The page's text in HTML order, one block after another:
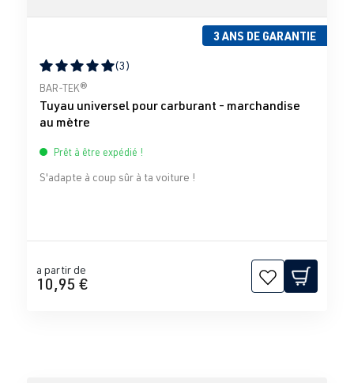
3 ANS DE GARANTIE
Note moyenne de 5 sur 5 étoiles
(3)
BAR-TEK®
Tuyau universel pour carburant - marchandise
au mètre
Prêt à être expédié !
S'adapte à coup sûr à ta voiture !
a partir de
10,95 €